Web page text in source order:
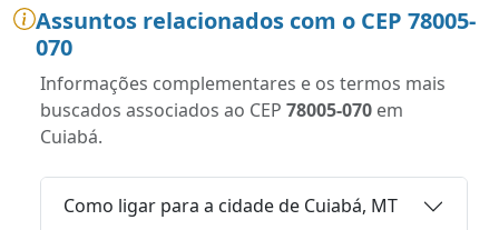
Assuntos relacionados com o CEP 78005-
070
Informações complementares e os termos mais
buscados associados ao CEP 78005-070 em
Cuiabá.
Como ligar para a cidade de Cuiabá, MT